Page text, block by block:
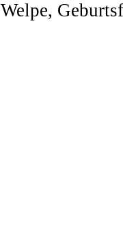
Welpe,